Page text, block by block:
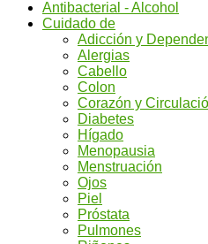
Antibacterial - Alcohol
Cuidado de
Adicción y
Alergias
Cabello
Colon
Corazón y
Diabetes
Hígado
Menopausia
Menstruación
Ojos
Piel
Próstata
Pulmones